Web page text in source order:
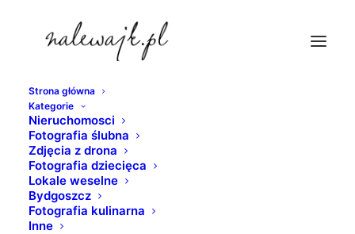
Strona główna
Kategorie
Nieruchomosci
Fotografia ślubna
Zdjęcia z drona
Fotografia dziecięca
Lokale weselne
Bydgoszcz
Fotografia kulinarna
Inne
market-leroy-merlin
Strona Główna
Sesja fotograficzna | Przebudowa centrum handlowego |
Inwestycja: market budowlany